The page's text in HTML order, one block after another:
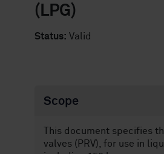
(LPG)
Status: Valid
Scope
This document specifies
valves (PRV), for use in